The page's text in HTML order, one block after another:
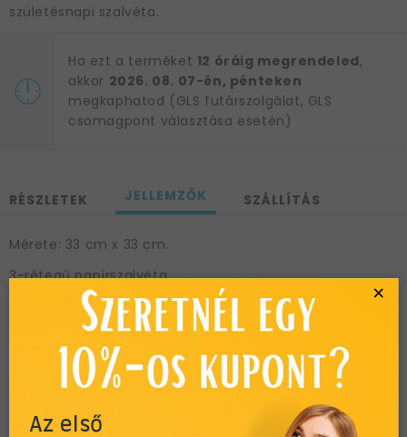
születésnapi szalvéta.
Ha ezt a terméket 12 óráig megrendeled,
akkor 2026. 08. 07-én, pénteken
megkaphatod (GLS futárszolgálat, GLS
csomagpont választása esetén)
RÉSZLETEK JELLEMZŐK SZÁLLÍTÁS
Mérete: 33 cm x 33 cm.
3-rétegű papírszalvéta.
20 db szalvéta/csomag.
Cikkszám: j145149
Limitált készlet. Már csak néhány darab van belőle!
Az első
×